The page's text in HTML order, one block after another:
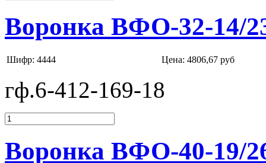
Воронка ВФО-32-14/
Шифр: 4444 Цена: 4806,67 руб
гф.6-412-169-18
Воронка ВФО-40-19/